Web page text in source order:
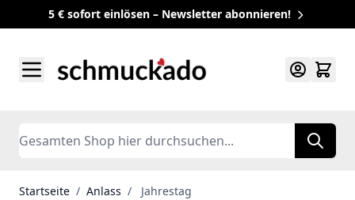
5 € sofort einlösen – Newsletter abonnieren!
Search
Startseite / Anlass / Jahrestag